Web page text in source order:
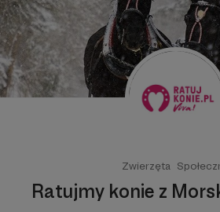
Zwierzęta
Ratujmy konie z